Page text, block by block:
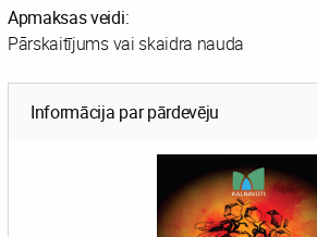
Apmaksas veidi:
Pārskaitījums vai skaidra nauda
Informācija par pārdevēju